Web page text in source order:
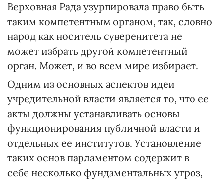
Верховная Рада узурпировала право быть
таким компетентным органом, так, словно
народ как носитель суверенитета не
может избрать другой компетентный
орган. Может, и во всем мире избирает.
Одним из основных аспектов идеи
учредительной власти является то, что ее
акты должны устанавливать основы
функционирования публичной власти и
отдельных ее институтов. Установление
таких основ парламентом содержит в
себе несколько фундаментальных угроз,